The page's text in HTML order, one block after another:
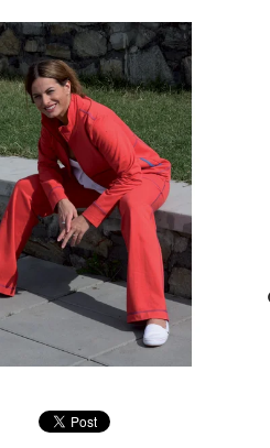
INFORMACE O ZPRACOVÁNÍ
ODSTOUPENÍ OD SMLOUVY